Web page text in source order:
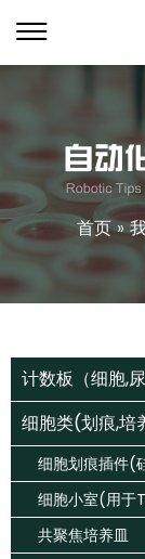
首页 »
计数板（细胞,
细胞类(划痕,培
细胞划痕插件(
细胞小室(用于
共聚焦培养皿